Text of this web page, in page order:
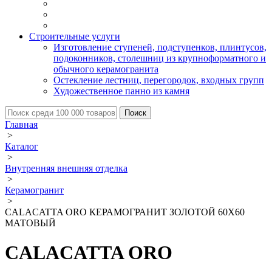
Строительные услуги
Изготовление ступеней, подступенков, плинтусов,
подоконников, столешниц из крупноформатного и
обычного керамогранита
Остекление лестниц, перегородок, входных групп
Художественное панно из камня
Главная
>
Каталог
>
Внутренняя внешняя отделка
>
Керамогранит
>
CALACATTA ORO КЕРАМОГРАНИТ ЗОЛОТОЙ 60X60
МАТОВЫЙ
CALACATTA ORO